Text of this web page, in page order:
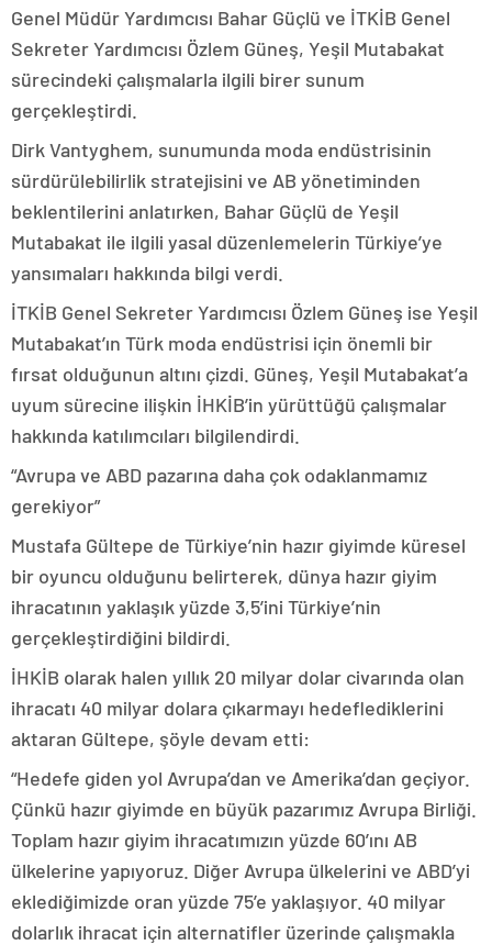
Genel Müdür Yardımcısı Bahar Güçlü ve İTKİB Genel
Sekreter Yardımcısı Özlem Güneş, Yeşil Mutabakat
sürecindeki çalışmalarla ilgili birer sunum
gerçekleştirdi.
Dirk Vantyghem, sunumunda moda endüstrisinin
sürdürülebilirlik stratejisini ve AB yönetiminden
beklentilerini anlatırken, Bahar Güçlü de Yeşil
Mutabakat ile ilgili yasal düzenlemelerin Türkiye’ye
yansımaları hakkında bilgi verdi.
İTKİB Genel Sekreter Yardımcısı Özlem Güneş ise Yeşil
Mutabakat’ın Türk moda endüstrisi için önemli bir
fırsat olduğunun altını çizdi. Güneş, Yeşil Mutabakat’a
uyum sürecine ilişkin İHKİB’in yürüttüğü çalışmalar
hakkında katılımcıları bilgilendirdi.
“Avrupa ve ABD pazarına daha çok odaklanmamız
gerekiyor”
Mustafa Gültepe de Türkiye’nin hazır giyimde küresel
bir oyuncu olduğunu belirterek, dünya hazır giyim
ihracatının yaklaşık yüzde 3,5’ini Türkiye’nin
gerçekleştirdiğini bildirdi.
İHKİB olarak halen yıllık 20 milyar dolar civarında olan
ihracatı 40 milyar dolara çıkarmayı hedeflediklerini
aktaran Gültepe, şöyle devam etti:
“Hedefe giden yol Avrupa’dan ve Amerika’dan geçiyor.
Çünkü hazır giyimde en büyük pazarımız Avrupa Birliği.
Toplam hazır giyim ihracatımızın yüzde 60’ını AB
ülkelerine yapıyoruz. Diğer Avrupa ülkelerini ve ABD’yi
eklediğimizde oran yüzde 75’e yaklaşıyor. 40 milyar
dolarlık ihracat için alternatifler üzerinde çalışmakla